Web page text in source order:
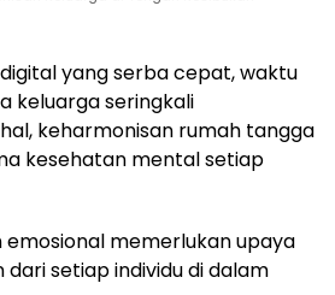
yang serba cepat, waktu
keluarga seringkali
keharmonisan rumah tangga
kesehatan mental setiap
memerlukan upaya
setiap individu di dalam